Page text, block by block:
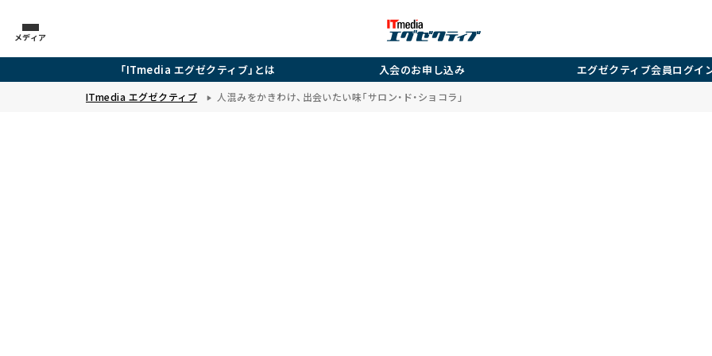
メディア
「ITmedia エグゼクティブ」とは 入会のお申し込み エグゼクティブ会員ログイ
ITmedia エグゼクティブ 人混みをかきわけ、出会いたい味「サロン・ド・ショコラ」